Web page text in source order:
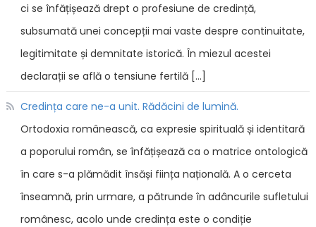
ci se înfățișează drept o profesiune de credință,
subsumată unei concepții mai vaste despre continuitate,
legitimitate și demnitate istorică. În miezul acestei
declarații se află o tensiune fertilă […]
Credința care ne-a unit. Rădăcini de lumină.
Ortodoxia românească, ca expresie spirituală și identitară
a poporului român, se înfățișează ca o matrice ontologică
în care s-a plămădit însăși ființa națională. A o cerceta
înseamnă, prin urmare, a pătrunde în adâncurile sufletului
românesc, acolo unde credința este o condiție